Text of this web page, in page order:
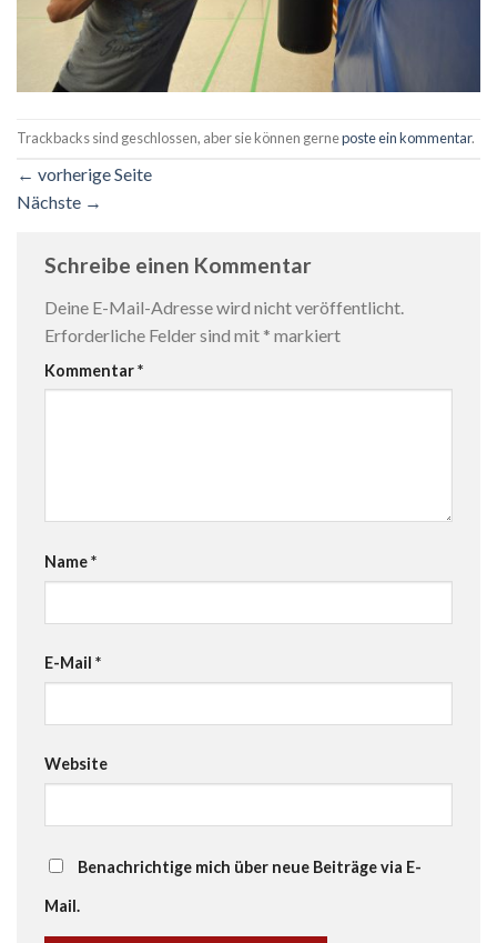
Trackbacks sind geschlossen, aber sie können gerneposte ein kommentar.
← vorherige Seite
Nächste →
Schreibe einen Kommentar
Deine E-Mail-Adresse wird nicht veröffentlicht.
Erforderliche Felder sind mit * markiert
Kommentar*
Name*
E-Mail *
Website
Benachrichtige mich über neue Beiträge via E-
Mail.